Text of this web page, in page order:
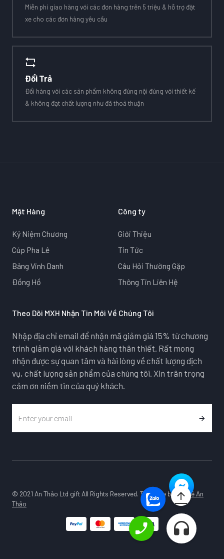
Miễn phí giao hàng với các đơn hàng trên 5 triệu & hỗ trợ đặt
xe cho các đơn hàng yêu cầu
Đổi Trả
Đổi hàng với các sản phẩm không đúng nội đúng với thiết kế
& không đạt chất lượng như đã thoả thuận
Mặt Hàng
Kỷ Niệm Chương
Cúp Pha Lê
Bảng Vinh Danh
Đồng Hồ
Công ty
Giới Thiệu
Tin Tức
Câu Hỏi Thường Gặp
Thông Tin Liên Hệ
Theo Dõi MXH Nhận Tin Mới Về Chúng Tôi
Nhập địa chỉ email để nhận mã giảm giá 15% từ chương
trình giảm giá với khách hàng thân thiết. Rất mong
nhận được sự quan tâm và hài lòng về chất lượng dịch
vụ, chất lượng sản phẩm của chúng tôi. Xin trân trọng
cảm ơn niềm tin của quý khách.
© 2021 An Thảo Ltd gift All Rights Reserved. Template by Pha Lê An
Thảo